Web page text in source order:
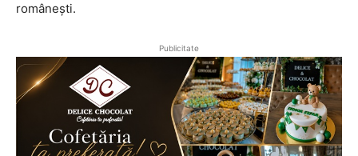
românești.
Publicitate